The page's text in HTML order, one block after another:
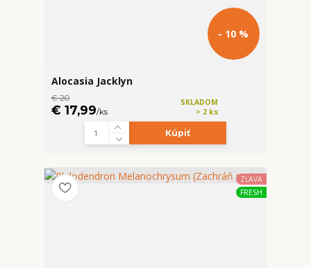
- 10 %
Alocasia Jacklyn
€ 20
€ 17,99/ks
SKLADOM
> 2 ks
Kúpiť
ZĽAVA
FRESH